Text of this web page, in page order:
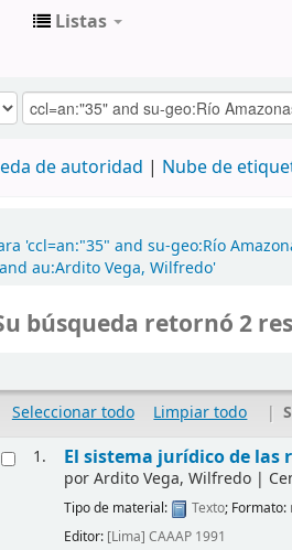
Listas
de autoridad Nube de
'ccl=an:"35" and su-geo:Río
au:Ardito Vega, Wilfredo'
búsqueda retornó 2
Seleccionar todo Limpiar todo |
1. El sistema jurídico de las
porArdito Vega, Wilfredo |
Tipo de material: Texto; Formato:
Editor: [Lima] CAAAP 1991